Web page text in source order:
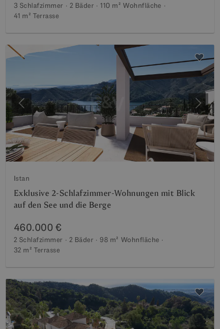
3 Schlafzimmer 2 Bäder 110 m² Wohnfläche
41 m² Terrasse
Vorherige
Istan
Exklusive 2-Schlafzimmer-Wohnungen mit Blick
auf den See und die Berge
460.000 €
2 Schlafzimmer 2 Bäder 98 m² Wohnfläche
32 m² Terrasse